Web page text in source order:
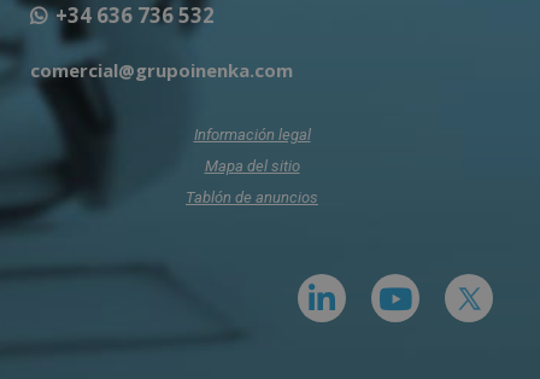
+34 636 736 532
comercial@grupoinenka.com
Información legal
Mapa del sitio
Tablón de anuncios